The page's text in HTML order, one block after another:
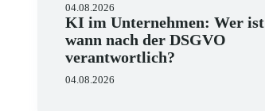
04.08.2026
KI im Unternehmen: Wer ist
wann nach der DSGVO
verantwortlich?
04.08.2026